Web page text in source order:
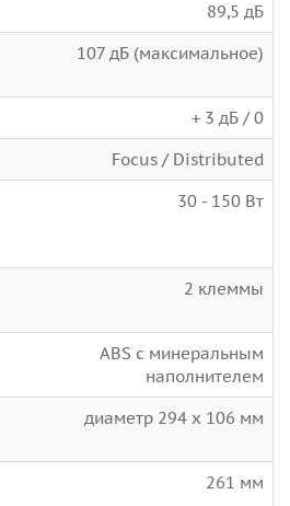
89,5 дБ
107 дБ (максимальное)
+ 3 дБ / 0
Focus / Distributed
30 - 150 Вт
2 клеммы
ABS с минеральным
наполнителем
диаметр 294 x 106 мм
261 мм